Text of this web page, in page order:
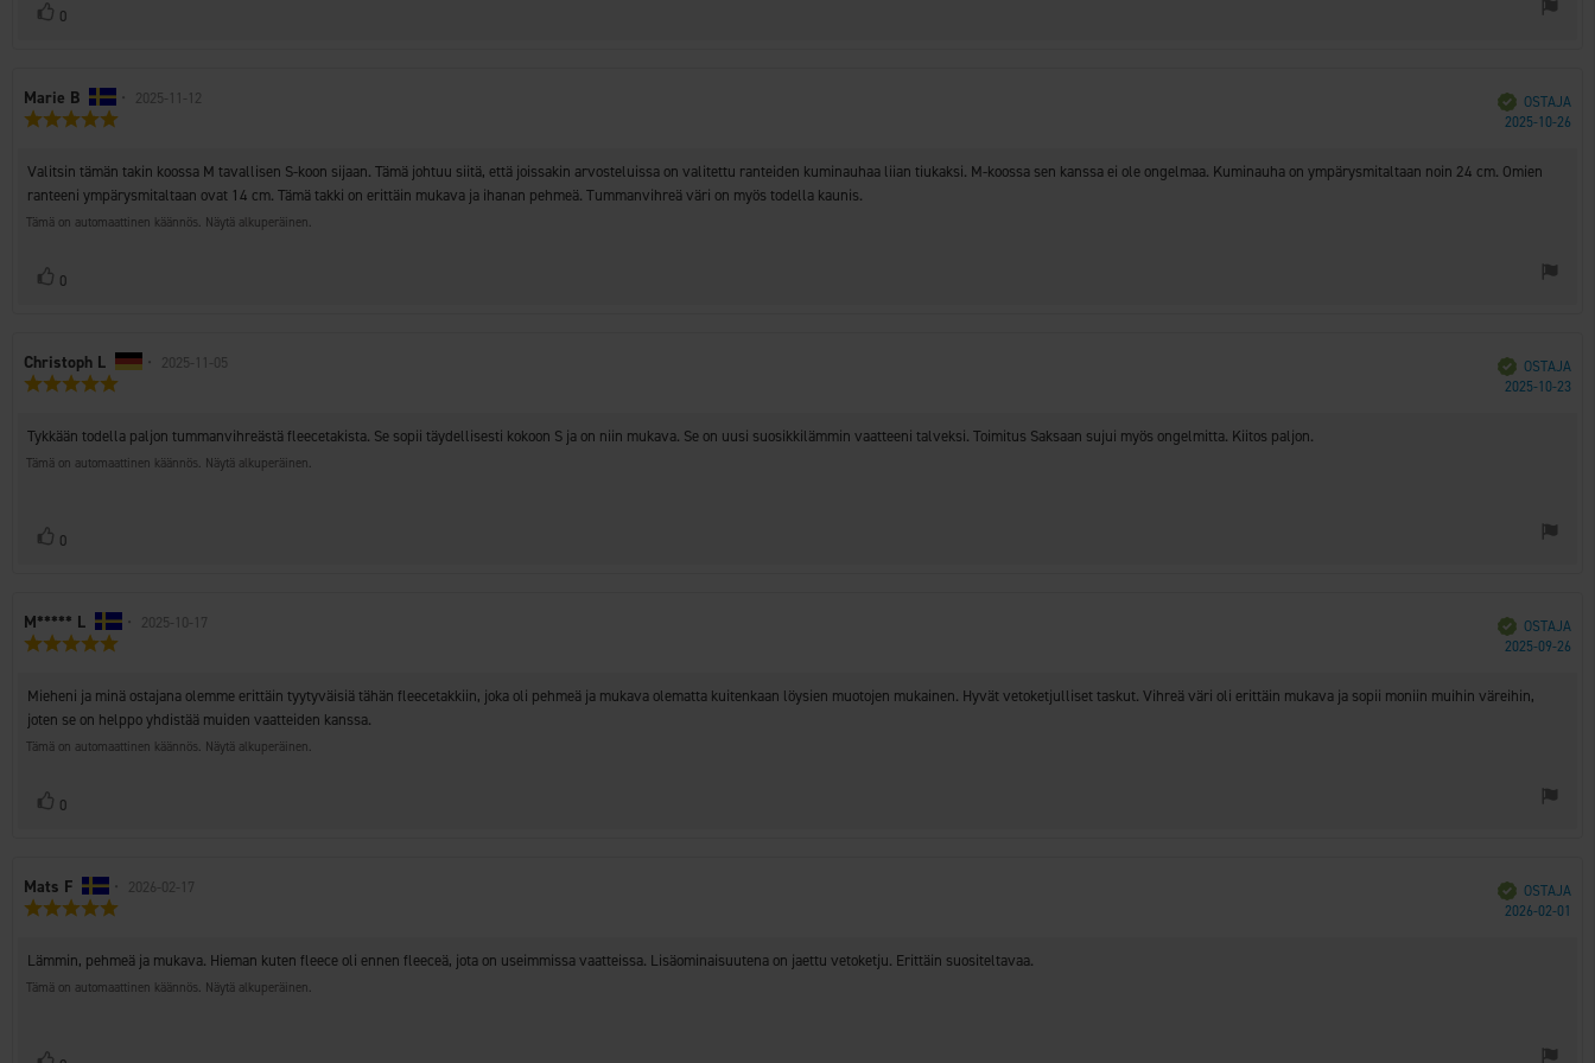
Äänestä
0
Arvostelun
kirjoittaja:
Marie B • Arvostelun
2025-11-12
5:sta
tähdestä
Vahvistettu
OSTAJA
2025-10-26
Arvostelun
teksti:
Valitsin tämän takin koossa M tavallisen S-koon sijaan. Tämä johtuu siitä, että joissakin arvosteluissa on valitettu ranteiden kuminauhaa liian tiukaksi. M-koossa sen kanssa ei ole ongelmaa. Kuminauha on ympärysmitaltaan noin 24 cm. Omien
ranteeni ympärysmitaltaan ovat 14 cm. Tämä takki on erittäin mukava ja ihanan pehmeä. Tummanvihreä väri on myös todella kaunis.
Tämä on automaattinen käännös. Näytä alkuperäinen.
Äänestä
0
Arvostelun
kirjoittaja:
Christoph L • Arvostelun
2025-11-05
5:sta
tähdestä
Vahvistettu
OSTAJA
2025-10-23
Arvostelun
teksti:
Tykkään todella paljon tummanvihreästä fleecetakista. Se sopii täydellisesti kokoon S ja on niin mukava. Se on uusi suosikkilämmin vaatteeni talveksi. Toimitus Saksaan sujui myös ongelmitta. Kiitos paljon.
Tämä on automaattinen käännös. Näytä alkuperäinen.
Äänestä
0
Arvostelun
kirjoittaja:
M***** L • Arvostelun
2025-10-17
5:sta
tähdestä
Vahvistettu
OSTAJA
2025-09-26
Arvostelun
teksti:
Mieheni ja minä ostajana olemme erittäin tyytyväisiä tähän fleecetakkiin, joka oli pehmeä ja mukava olematta kuitenkaan löysien muotojen mukainen. Hyvät vetoketjulliset taskut. Vihreä väri oli erittäin mukava ja sopii moniin muihin väreihin,
joten se on helppo yhdistää muiden vaatteiden kanssa.
Tämä on automaattinen käännös. Näytä alkuperäinen.
Äänestä
0
Arvostelun
kirjoittaja:
Mats F • Arvostelun
2026-02-17
5:sta
tähdestä
Vahvistettu
OSTAJA
2026-02-01
Arvostelun
teksti:
Lämmin, pehmeä ja mukava. Hieman kuten fleece oli ennen fleeceä, jota on useimmissa vaatteissa. Lisäominaisuutena on jaettu vetoketju. Erittäin suositeltavaa.
Tämä on automaattinen käännös. Näytä alkuperäinen.